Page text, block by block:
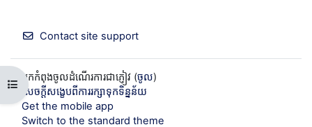
Open course index
Contact site support
អ្នកកំពុងចូលដំណើរការជាភ្ញៀវ (ចូល)
សេចក្តីសង្ខេបពីការរក្សាទុកទិន្នន័យ
Get the mobile app
Switch to the standard theme